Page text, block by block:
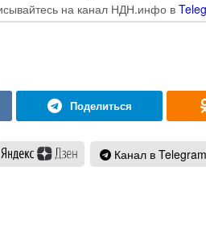
на канал НДН.инфо в
Канал в Telegram